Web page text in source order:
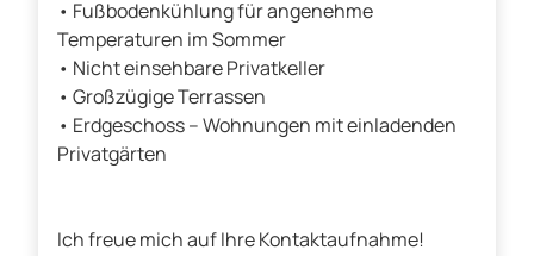
• Fußbodenkühlung für angenehme
Temperaturen im Sommer
• Nicht einsehbare Privatkeller
• Großzügige Terrassen
• Erdgeschoss – Wohnungen mit einladenden
Privatgärten
Ich freue mich auf Ihre Kontaktaufnahme!